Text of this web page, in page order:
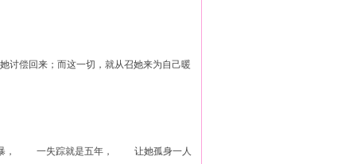
讨偿回来；而这一切，就从召她来为自己暖
一失踪就是五年， 让她孤身一人